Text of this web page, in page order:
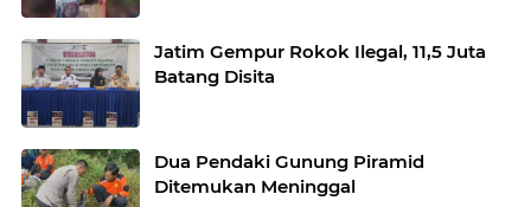
Jatim Gempur Rokok Ilegal, 11,5 Juta
Batang Disita
Dua Pendaki Gunung Piramid
Ditemukan Meninggal